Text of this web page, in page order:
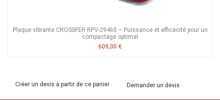
Plaque vibrante CROSSFER RPV-29465 – Puissance et efficacité pour un
compactage optimal
609,00 €
Créer un devis à partir de ce panier Demander un devis